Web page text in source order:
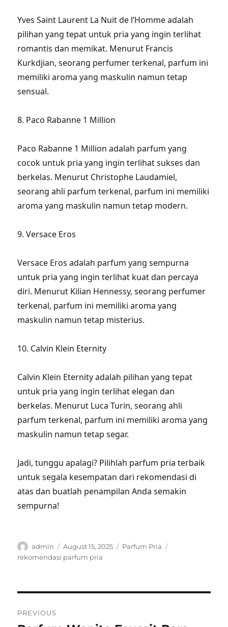
Yves Saint Laurent La Nuit de l’Homme adalah
pilihan yang tepat untuk pria yang ingin terlihat
romantis dan memikat. Menurut Francis
Kurkdjian, seorang perfumer terkenal, parfum ini
memiliki aroma yang maskulin namun tetap
sensual.
8. Paco Rabanne 1 Million
Paco Rabanne 1 Million adalah parfum yang
cocok untuk pria yang ingin terlihat sukses dan
berkelas. Menurut Christophe Laudamiel,
seorang ahli parfum terkenal, parfum ini memiliki
aroma yang maskulin namun tetap modern.
9. Versace Eros
Versace Eros adalah parfum yang sempurna
untuk pria yang ingin terlihat kuat dan percaya
diri. Menurut Kilian Hennessy, seorang perfumer
terkenal, parfum ini memiliki aroma yang
maskulin namun tetap misterius.
10. Calvin Klein Eternity
Calvin Klein Eternity adalah pilihan yang tepat
untuk pria yang ingin terlihat elegan dan
berkelas. Menurut Luca Turin, seorang ahli
parfum terkenal, parfum ini memiliki aroma yang
maskulin namun tetap segar.
Jadi, tunggu apalagi? Pilihlah parfum pria terbaik
untuk segala kesempatan dari rekomendasi di
atas dan buatlah penampilan Anda semakin
sempurna!
Author
admin
Posted
on
August 15, 2025 Categories
Parfum Pria
rekomendasi parfum pria
PREVIOUS